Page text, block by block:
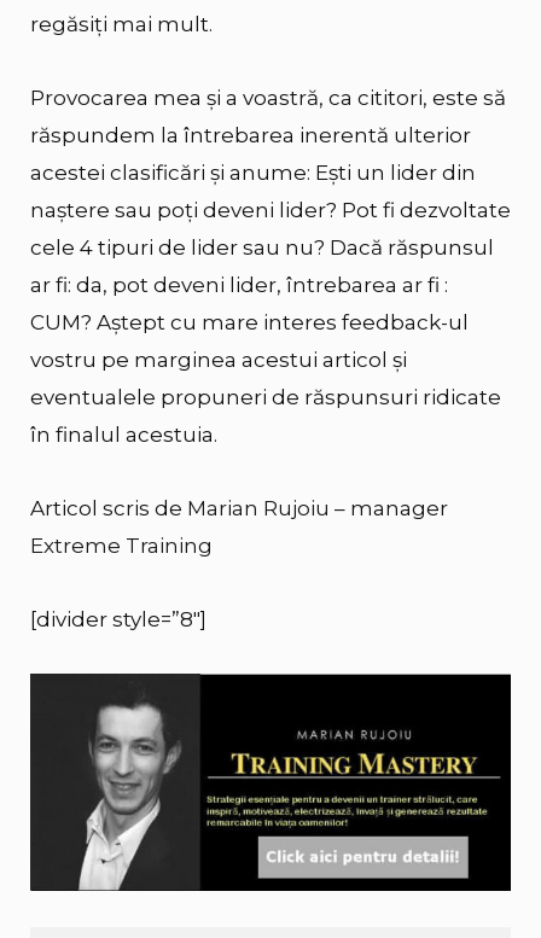
regăsiți mai mult.
Provocarea mea și a voastră, ca cititori, este să
răspundem la întrebarea inerentă ulterior
acestei clasificări și anume: Ești un lider din
naștere sau poți deveni lider? Pot fi dezvoltate
cele 4 tipuri de lider sau nu? Dacă răspunsul
ar fi: da, pot deveni lider, întrebarea ar fi :
CUM? Aștept cu mare interes feedback-ul
vostru pe marginea acestui articol și
eventualele propuneri de răspunsuri ridicate
în finalul acestuia.
Articol scris de Marian Rujoiu – manager
Extreme Training
[divider style=”8″]